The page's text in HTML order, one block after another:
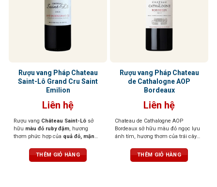
Rượu vang Pháp Chateau
Saint-Lô Grand Cru Saint
Emilion
Liên hệ
Rượu vang Château Saint-Lô sở
hữu màu đỏ ruby đậm, hương
thơm phức hợp của quả đỏ, mận
gỗ và thuốc lá. Khi thưởng thức, vị
rượu lan tỏa êm dịu,
tannin mượt
THÊM GIỎ HÀNG
Rượu vang Pháp Chateau
de Cathalogne AOP
Bordeaux
Liên hệ
Chateau de Cathalogne AOP
Bordeaux sở hữu màu đỏ ngọc lựu
ánh tím, hương thơm của trái cây
việt quất và dâu rừng quyện cùng
kẹo trái cây và mứt ngọt. Rượu mềm
THÊM GIỎ HÀNG